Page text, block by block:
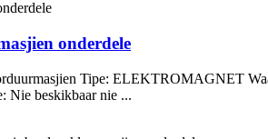
onderdele
Tipe: ELEKTROMAGNET
Nie beskikbaar nie ...